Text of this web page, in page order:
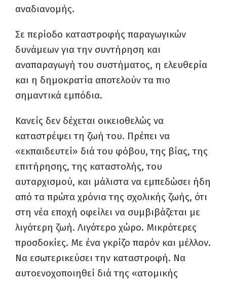
αναδιανομής.
Σε περίοδο καταστροφής παραγωγικών
δυνάμεων για την συντήρηση και
αναπαραγωγή του συστήματος, η ελευθερία
και η δημοκρατία αποτελούν τα πιο
σημαντικά εμπόδια.
Κανείς δεν δέχεται οικειοθελώς να
καταστρέψει τη ζωή του. Πρέπει να
«εκπαιδευτεί» διά του φόβου, της βίας, της
επιτήρησης, της καταστολής, του
αυταρχισμού, και μάλιστα να εμπεδώσει ήδη
από τα πρώτα χρόνια της σχολικής ζωής, ότι
στη νέα εποχή οφείλει να συμβιβάζεται με
λιγότερη ζωή. Λιγότερο χώρο. Μικρότερες
προσδοκίες. Με ένα γκρίζο παρόν και μέλλον.
Να εσωτερικεύσει την καταστροφή. Να
αυτοενοχοποιηθεί διά της «ατομικής